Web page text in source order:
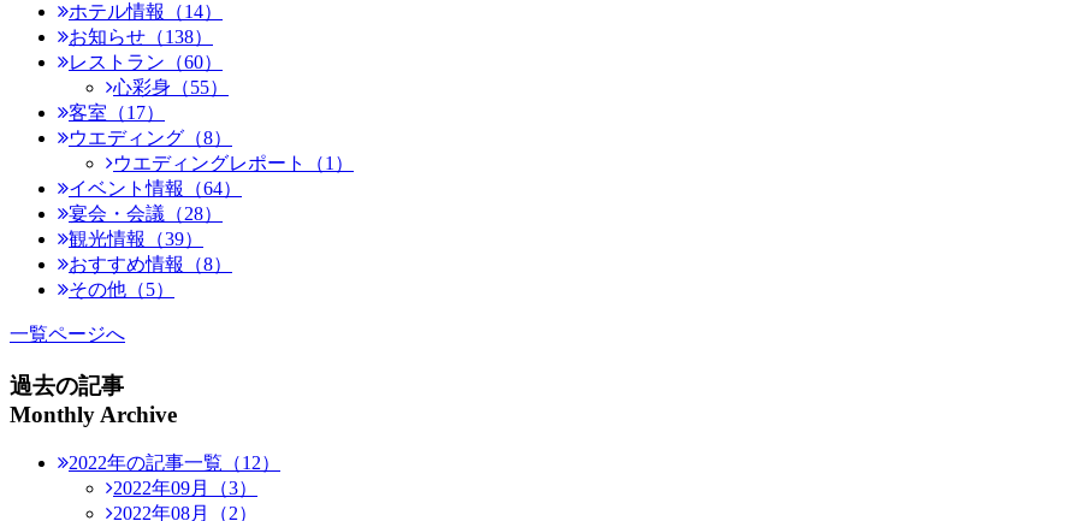
ホテル情報（14）
お知らせ（138）
レストラン（60）
心彩身（55）
客室（17）
ウエディング（8）
ウエディングレポート（1）
イベント情報（64）
宴会・会議（28）
観光情報（39）
おすすめ情報（8）
その他（5）
一覧ページへ
過去の記事
Monthly Archive
2022年の記事一覧（12）
2022年09月（3）
2022年08月（2）